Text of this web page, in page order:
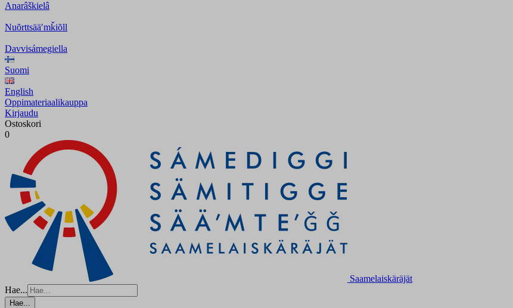
Anarâškielâ
Nuõrttsääʹmǩiõll
Davvisámegiella
Suomi
English
Oppimateriaalikauppa
Kirjaudu
Ostoskori
0
Saamelaiskäräjät
Hae...
Hae...